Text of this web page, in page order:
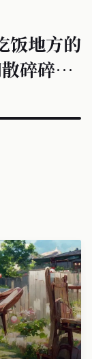
饭地方的
碎碎念1